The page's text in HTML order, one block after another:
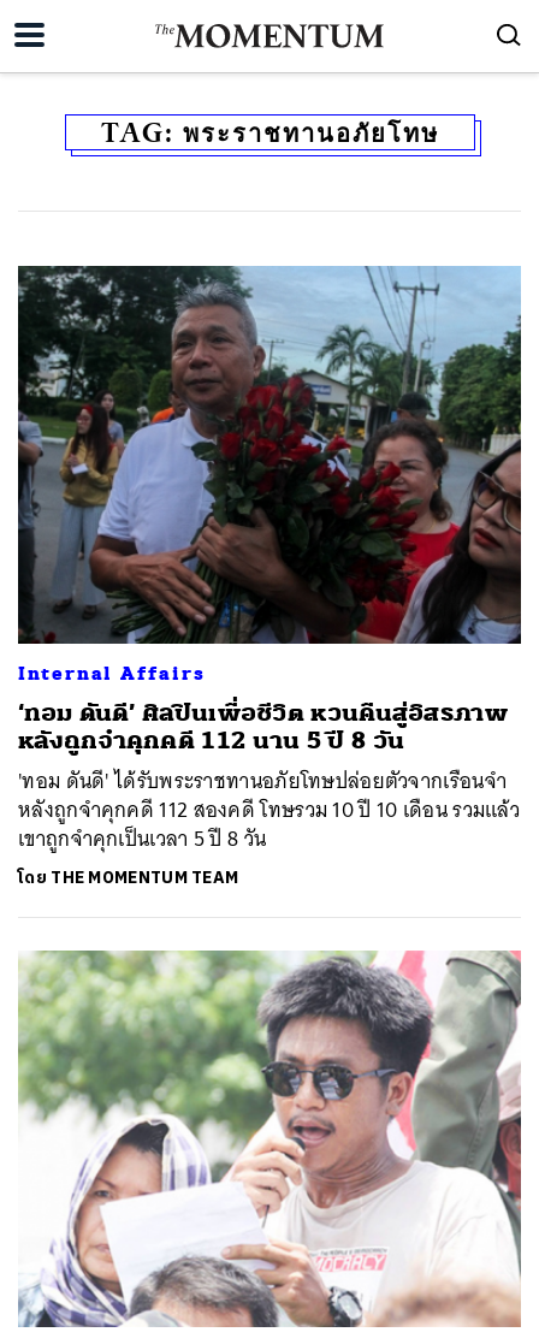
TAG: พระราชทานอภัยโทษ
Internal Affairs
‘ทอม ดันดี’ ศิลปินเพื่อชีวิต หวนคืนสู่อิสรภาพ
หลังถูกจำคุกคดี 112 นาน 5 ปี 8 วัน
'ทอม ดันดี' ได้รับพระราชทานอภัยโทษปล่อยตัวจากเรือนจำ
หลังถูกจำคุกคดี 112 สองคดี โทษรวม 10 ปี 10 เดือน รวมแล้ว
เขาถูกจำคุกเป็นเวลา 5 ปี 8 วัน
โดย THE MOMENTUM TEAM